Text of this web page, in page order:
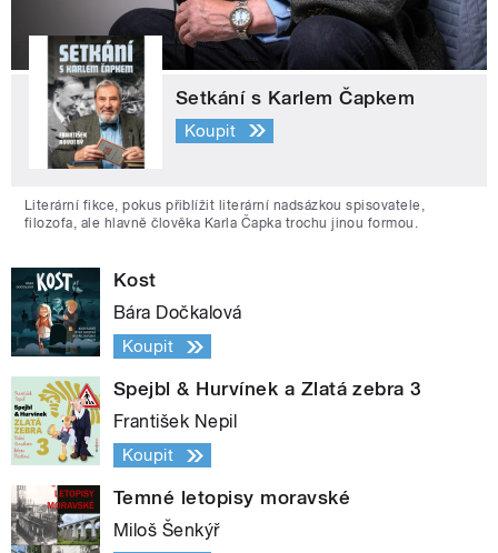
Setkání s Karlem Čapkem
Koupit
Literární fikce, pokus přiblížit literární nadsázkou spisovatele,
filozofa, ale hlavně člověka Karla Čapka trochu jinou formou.
Kost
Bára Dočkalová
Koupit
Spejbl & Hurvínek a Zlatá zebra 3
František Nepil
Koupit
Temné letopisy moravské
Miloš Šenkýř